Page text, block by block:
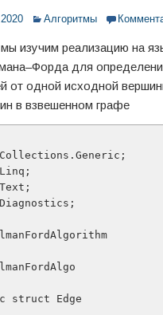
Алгоритмы
изучим реализацию на
для
от одной исходной
в взвешенном графе
struct Edge